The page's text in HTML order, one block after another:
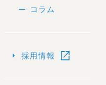
remove コラム
arrow_right 採用情報 open_in_new